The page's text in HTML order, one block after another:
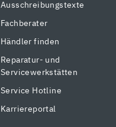
Ausschreibungstexte
Fachberater
Händler finden
Reparatur- und
Servicewerkstätten
Service Hotline
Karriereportal